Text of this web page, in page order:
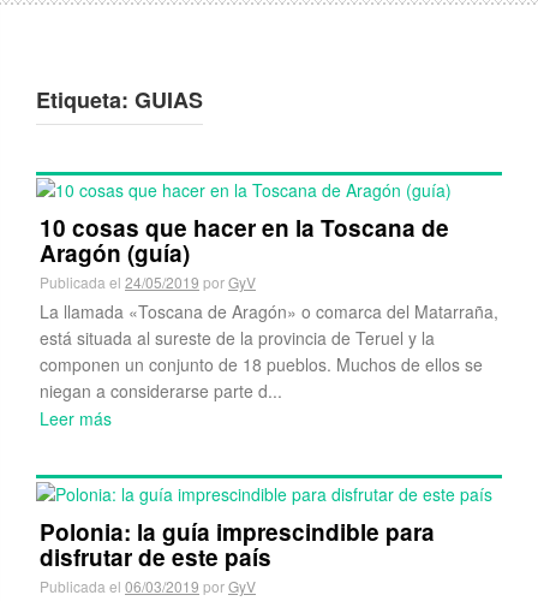
Etiqueta: GUIAS
10 cosas que hacer en la Toscana de
Aragón (guía)
Publicada el 24/05/2019 porGyV
La llamada «Toscana de Aragón» o comarca del Matarraña,
está situada al sureste de la provincia de Teruel y la
componen un conjunto de 18 pueblos. Muchos de ellos se
niegan a considerarse parte d...
Leer más
Polonia: la guía imprescindible para
disfrutar de este país
Publicada el 06/03/2019 porGyV